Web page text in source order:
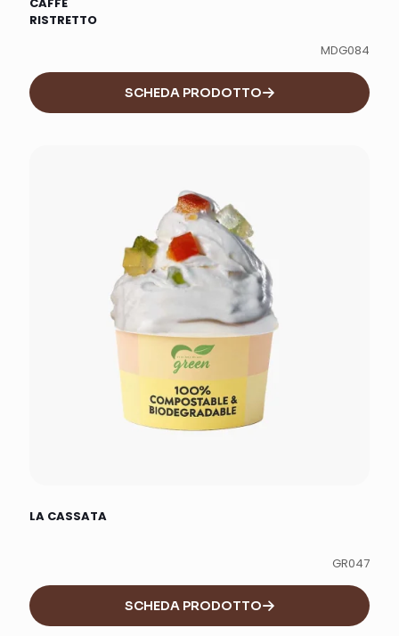
RISTRETTO
MDG084
SCHEDA PRODOTTO
LA CASSATA
GR047
SCHEDA PRODOTTO